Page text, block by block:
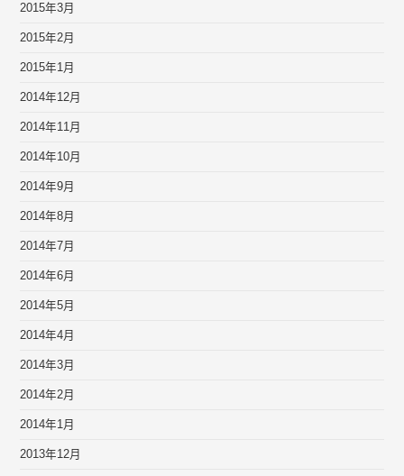
2015年3月
2015年2月
2015年1月
2014年12月
2014年11月
2014年10月
2014年9月
2014年8月
2014年7月
2014年6月
2014年5月
2014年4月
2014年3月
2014年2月
2014年1月
2013年12月